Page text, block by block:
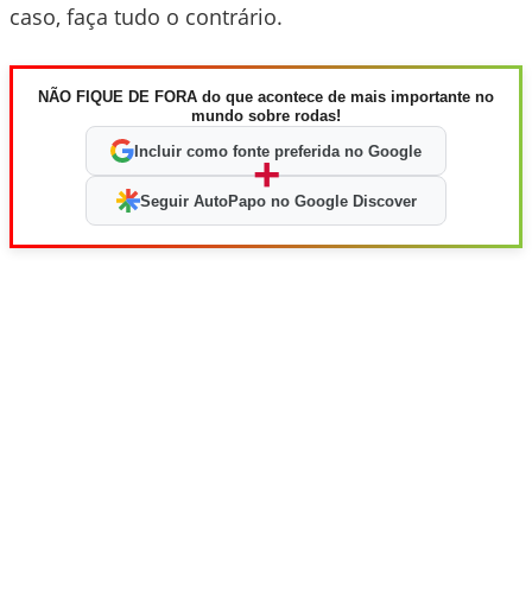
caso, faça tudo o contrário.
NÃO FIQUE DE FORA do que acontece de mais importante no
mundo sobre rodas!
Incluir como fonte preferida no Google
+
Seguir AutoPapo no Google Discover